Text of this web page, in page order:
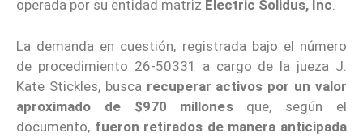
operada por su entidad matriz Electric Solidus, Inc.
La demanda en cuestión, registrada bajo el número
de procedimiento 26-50331 a cargo de la jueza J.
Kate Stickles, busca recuperar activos por un valor
aproximado de $970 millonesque, según el
documento, fueron retirados de manera anticipada